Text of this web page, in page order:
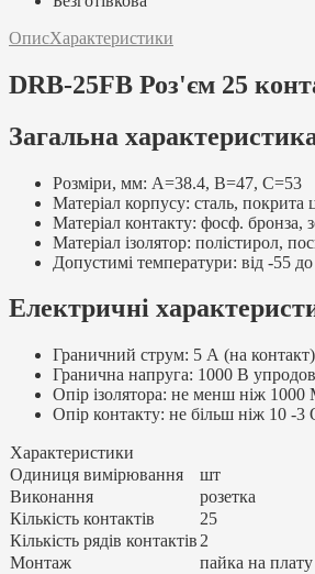
ОписХарактеристики
DRB-25FB Роз'єм 25
Загальна
Розміри, мм: А=38.4, В=47, С=53
Матеріал корпусу: сталь,
Матеріал контакту: фосф. бронза,
Матеріал ізолятор: полістирол,
Допустимі температури: від -55
Електричні
Граничний струм: 5 А (на
Гранична напруга: 1000 В
Опір ізолятора: не менш ніж
Опір контакту: не більш ніж 10 -3
Характеристики
Одиниця вимірювання
шт
Виконання
розетка
Кількість контактів
25
Кількість рядів контактів 2
Монтаж
пайка на плату